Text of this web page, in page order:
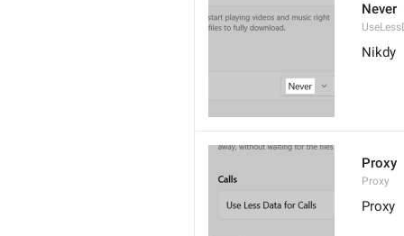
Never
Nikdy
Proxy
Proxy
Proxy